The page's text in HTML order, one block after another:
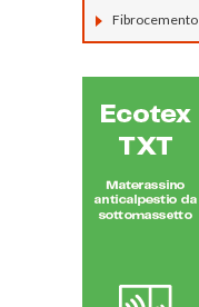
Fibrocemento